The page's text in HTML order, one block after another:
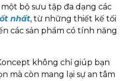
bộ sưu tập đa dạng các
nhất, từ những thiết kế tối
các sản phẩm có tính năng
không chỉ giúp bạn
mà còn mang lại sự an tâm